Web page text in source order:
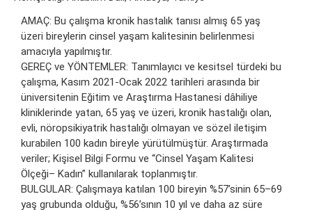
AMAÇ: Bu çalışma kronik hastalık tanısı almış 65 yaş
üzeri bireylerin cinsel yaşam kalitesinin belirlenmesi
amacıyla yapılmıştır.
GEREÇ ve YÖNTEMLER: Tanımlayıcı ve kesitsel türdeki bu
çalışma, Kasım 2021-Ocak 2022 tarihleri arasında bir
üniversitenin Eğitim ve Araştırma Hastanesi dâhiliye
kliniklerinde yatan, 65 yaş ve üzeri, kronik hastalığı olan,
evli, nöropsikiyatrik hastalığı olmayan ve sözel iletişim
kurabilen 100 kadın bireyle yürütülmüştür. Araştırmada
veriler; Kişisel Bilgi Formu ve “Cinsel Yaşam Kalitesi
Ölçeği– Kadın” kullanılarak toplanmıştır.
BULGULAR: Çalışmaya katılan 100 bireyin %57’sinin 65–69
yaş grubunda olduğu, %56’sının 10 yıl ve daha az süre